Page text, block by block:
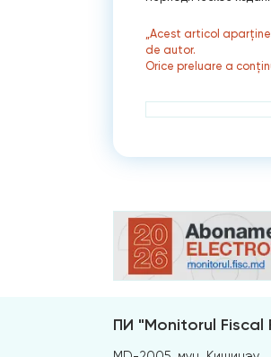
„Acest articol
de autor.
Orice preluare a
ПИ "Monitorul Fiscal